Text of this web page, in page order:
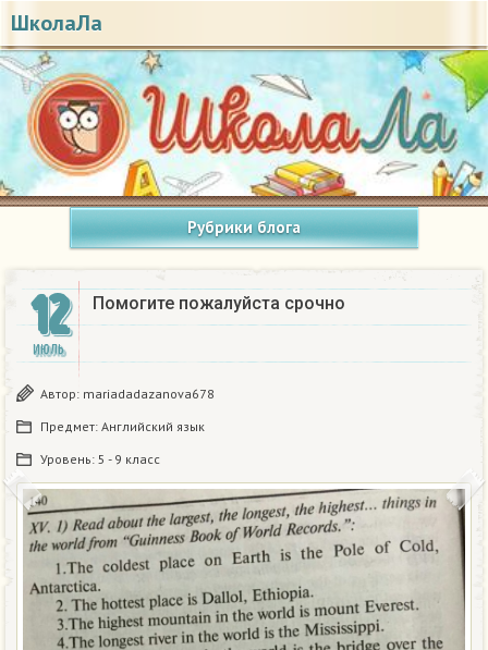
ШколаЛа
Рубрики блога
12
ИЮЛЬ
Помогите пожалуйста срочно
Автор: mariadadazanova678
Предмет: Английский язык
Уровень: 5 - 9 класс